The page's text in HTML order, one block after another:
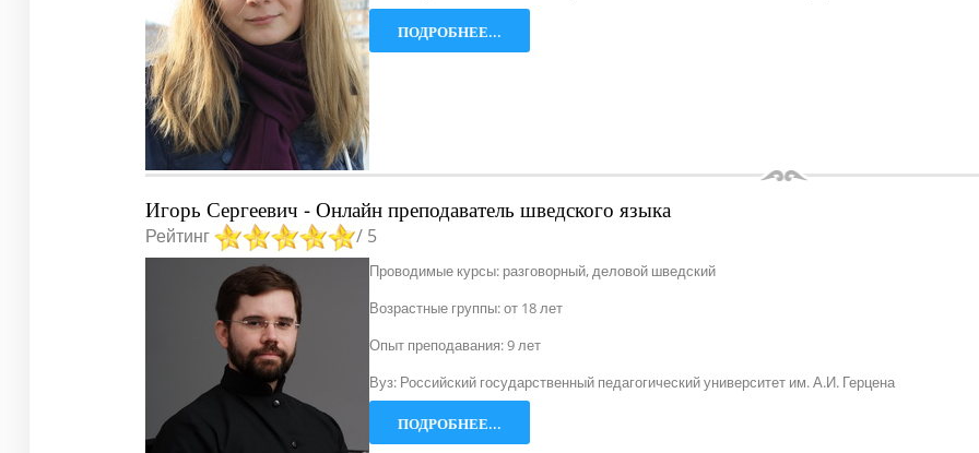
ПОДРОБНЕЕ...
Игорь Сергеевич - Онлайн преподаватель шведского языка
Рейтинг / 5
Проводимые курсы: разговорный, деловой шведский
Возрастные группы: от 18 лет
Опыт преподавания: 9 лет
Вуз: Российский государственный педагогический университет им. А.И. Герцена
ПОДРОБНЕЕ...